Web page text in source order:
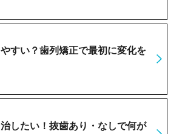
すい？歯列矯正で最初に変化を
したい！抜歯あり・なしで何が